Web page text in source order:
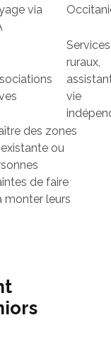
via
Services
ruraux,
vie
des zones
ou
de faire
monter leurs